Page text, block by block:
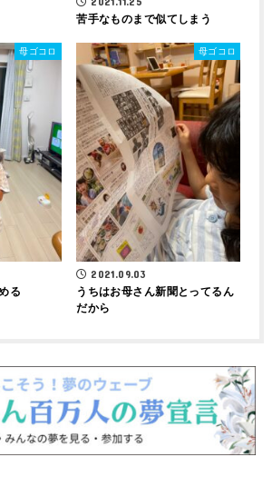
苦手なものまで似てしまう
母ゴコロ
る
母ゴコロ
2021.09.03
うちはお母さん新聞とってるん
だから